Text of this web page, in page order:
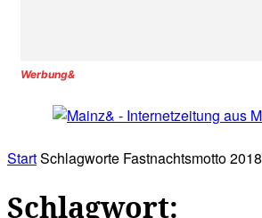
Werbung&
StartSchlagworte Fastnachtsmotto 2018
Schlagwort: